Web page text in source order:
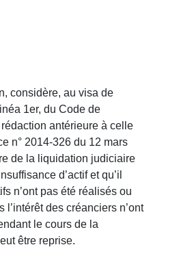
considère, au visa de
1er, du Code de
antérieure à celle
n° 2014-326 du 12 mars
de la liquidation judiciaire
d’actif et qu’il
n’ont pas été réalisés ou
l’intérêt des créanciers n’ont
le cours de la
être reprise.